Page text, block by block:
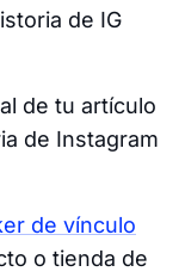
de IG
de tu artículo
de Instagram
de vínculo
o tienda de